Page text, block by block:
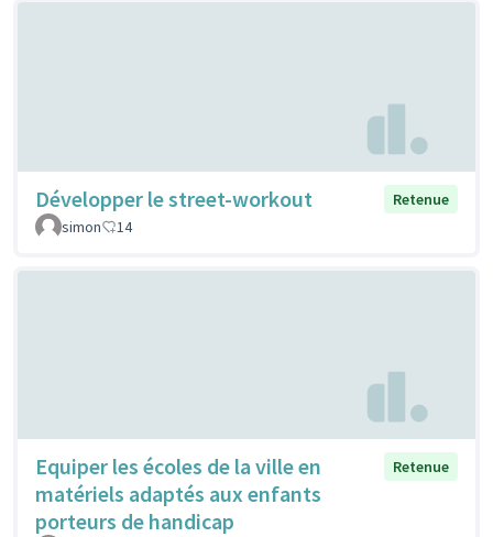
Développer le street-workout
Retenue
simon
14
Equiper les écoles de la ville en
matériels adaptés aux enfants
porteurs de handicap
Retenue